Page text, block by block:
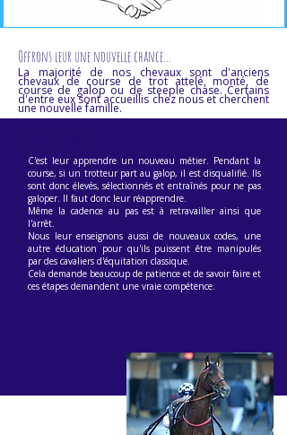
Offrons leur une nouvelle chance...
La majorité de nos chevaux sont d'anciens
chevaux de course de trot attelé, monté, de
course de galop ou de steeple chase. Certains
d'entre eux sont accueillis chez nous et cherchent
une nouvelle famille.
C'est leur apprendre un nouveau métier. Pendant la
course, si un trotteur part au galop, il est disqualifié. Ils
sont donc élevés, sélectionnés et entraînés pour ne pas
galoper. Il faut donc leur réapprendre.
Même la cadence au pas est à retravailler ainsi que
l'arrêt.
Nous leur enseignons aussi de nouveaux codes, une
autre éducation pour qu'ils puissent être manipulés
par des cavaliers d'équitation classique.
Cela demande beaucoup de patience et de savoir faire et
ces étapes demandent une vraie compétence.